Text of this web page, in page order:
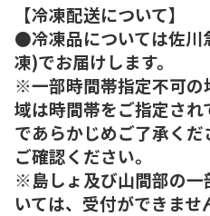
【冷凍配送について】
●冷凍品については佐川
凍)でお届けします。
※一部時間帯指定不可の
域は時間帯をご指定さ
であらかじめご了承くだ
ご確認ください。
※島しょ及び山間部の一
いては、受付ができませ